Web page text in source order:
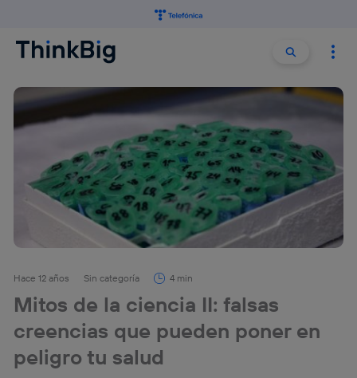
Buscar
Hace 12 años Sin categoría 4 min
Mitos de la ciencia II: falsas
creencias que pueden poner en
peligro tu salud